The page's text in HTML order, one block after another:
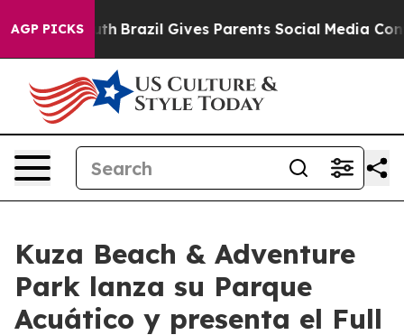
AGP PICKS
Youth Brazil Gives Parents Social Media Controls
Kuza Beach & Adventure
Park lanza su Parque
Acuático y presenta el Full